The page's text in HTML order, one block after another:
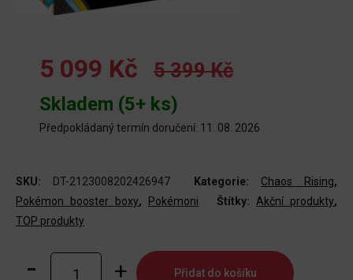
5 099 Kč 5 399 Kč
Skladem (5+ ks)
Předpokládaný termín doručení: 11. 08. 2026
SKU: DT-2123008202426947 Kategorie: Chaos Rising,
Pokémon booster boxy, Pokémoni Štítky: Akční produkty,
TOP produkty
Pokémon
Přidat do košíku